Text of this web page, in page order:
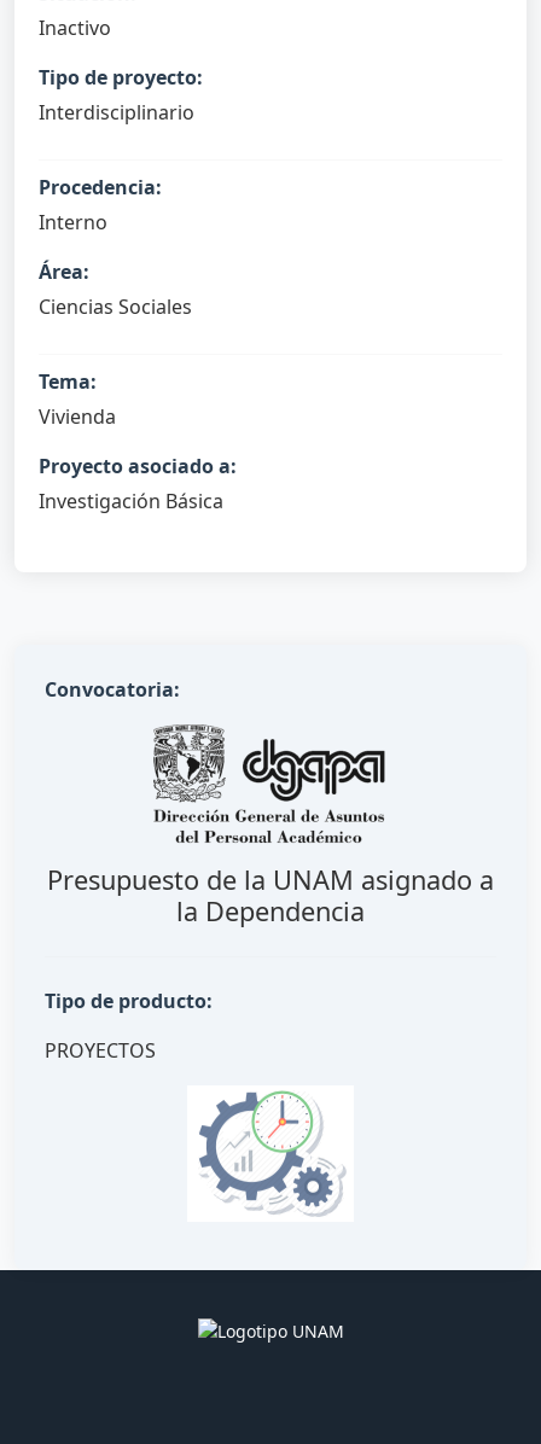
Inactivo
Tipo de proyecto:
Interdisciplinario
Procedencia:
Interno
Área:
Ciencias Sociales
Tema:
Vivienda
Proyecto asociado a:
Investigación Básica
Convocatoria:
Presupuesto de la UNAM asignado a
la Dependencia
Tipo de producto:
PROYECTOS